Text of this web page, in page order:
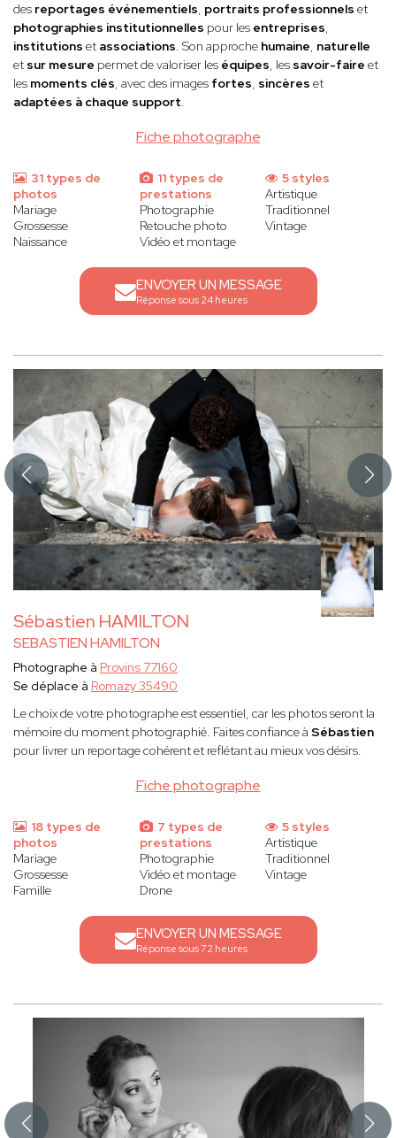
Fiche photographe
des reportages événementiels, portraits professionnels et
photographies institutionnelles pour les entreprises,
institutions et associations. Son approche humaine, naturelle
et sur mesure permet de valoriser les équipes, les savoir-faire et
les moments clés, avec des images fortes, sincères et
adaptées à chaque support.
31 types de
photos
Mariage
Grossesse
Naissance
11 types de
prestations
Photographie
Retouche photo
Vidéo et montage
5 styles
Artistique
Traditionnel
Vintage
ENVOYER UN MESSAGE
Réponse sous 24 heures
Sébastien HAMILTON
SEBASTIEN HAMILTON
Fiche photographe
Photographe à Provins 77160
Se déplace à Romazy 35490
Le choix de votre photographe est essentiel, car les photos seront la
mémoire du moment photographié. Faites confiance à Sébastien
pour livrer un reportage cohérent et reflétant au mieux vos désirs.
18 types de
photos
Mariage
Grossesse
Famille
7 types de
prestations
Photographie
Vidéo et montage
Drone
5 styles
Artistique
Traditionnel
Vintage
ENVOYER UN MESSAGE
Réponse sous 72 heures